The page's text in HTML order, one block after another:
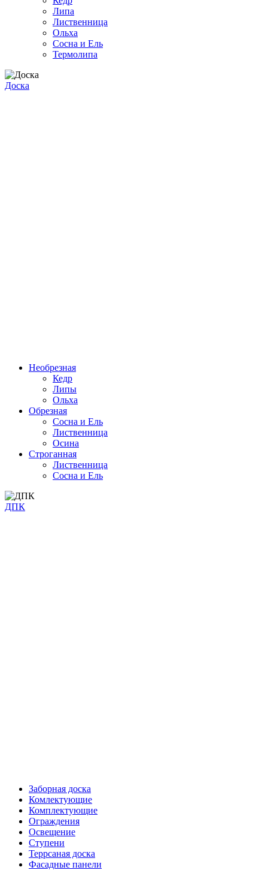
Липа
Лиственница
Ольха
Сосна и Ель
Термолипа
Доска
Необрезная
Кедр
Липы
Ольха
Обрезная
Cосна и Ель
Лиственница
Осина
Строганная
Лиственница
Сосна и Ель
ДПК
Заборная доска
Комлектующие
Комплектующие
Ограждения
Освещение
Ступени
Террсаная доска
Фасадные панели